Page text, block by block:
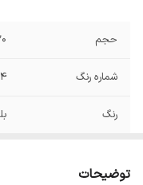
حجم
شماره رنگ 7/
رنگ
توضیحات